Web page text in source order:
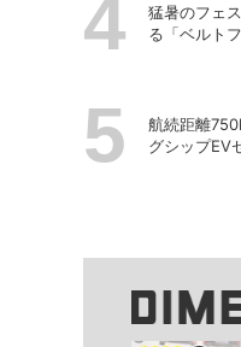
猛暑のフェ
る「ベルト
航続距離
グシップEV